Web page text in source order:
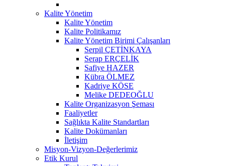
Kalite Yönetim
Kalite Yönetim
Kalite Politikamız
Kalite Yönetim Birimi Çalışanları
Serpil ÇETİNKAYA
Serap ERÇELİK
Safiye HAZER
Kübra ÖLMEZ
Kadriye KÖSE
Melike DEDEOĞLU
Kalite Organizasyon Şeması
Faaliyetler
Sağlıkta Kalite Standartları
Kalite Dokümanları
İletişim
Misyon-Vizyon-Değerlerimiz
Etik Kurul